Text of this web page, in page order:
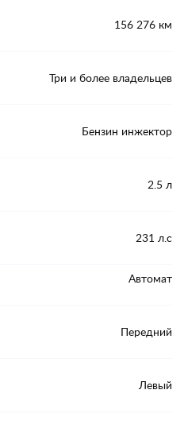
156 276 км
Три и более владельцев
Бензин инжектор
2.5 л
231 л.с
Автомат
Передний
Левый